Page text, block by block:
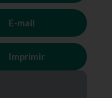
E-mail
Imprimir